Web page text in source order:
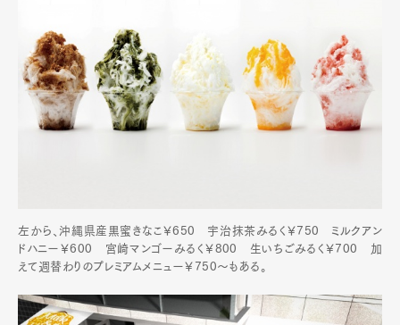
左から、沖縄県産黒蜜きなこ￥650 宇治抹茶みるく￥750 ミルクアン
ドハニー￥600 宮崎マンゴーみるく￥800 生いちごみるく￥700 加
えて週替わりのプレミアムメニュー￥750～もある。